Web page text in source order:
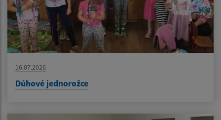
16.07.2026
Dúhové jednorožce